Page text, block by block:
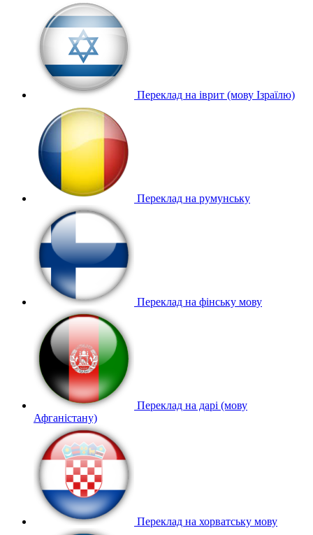
Переклад на іврит (мову Ізраїлю)
Переклад на румунську
Переклад на фінську мову
Переклад на дарі (мову
Афганістану)
Переклад на хорватську мову